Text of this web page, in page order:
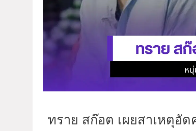
ทราย สก๊อต เผยสาเหตุอั